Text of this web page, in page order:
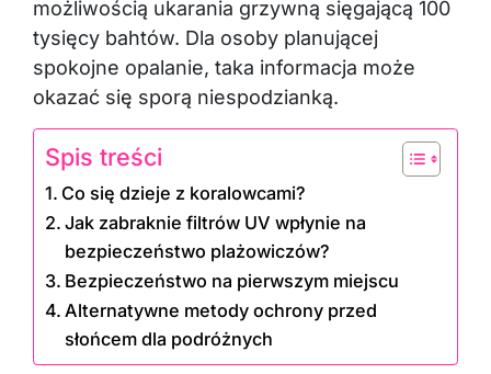
możliwością ukarania grzywną sięgającą 100
tysięcy bahtów. Dla osoby planującej
spokojne opalanie, taka informacja może
okazać się sporą niespodzianką.
Spis treści
Co się dzieje z koralowcami?
Jak zabraknie filtrów UV wpłynie na
bezpieczeństwo plażowiczów?
Bezpieczeństwo na pierwszym miejscu
Alternatywne metody ochrony przed
słońcem dla podróżnych